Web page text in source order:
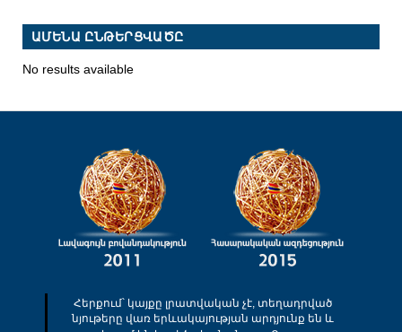
ԱՄԵՆԱ ԸՆԹԵՐՑՎԱԾԸ
No results available
Հերքում՝ կայքը լրատվական չէ, տեղադրված
նյութերը վառ երևակայության արդյունք են և